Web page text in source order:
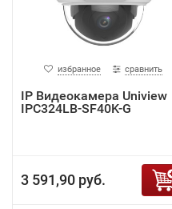
избранное сравнить
IP Видеокамера Uniview
IPC324LB-SF40K-G
3 591,90 руб.